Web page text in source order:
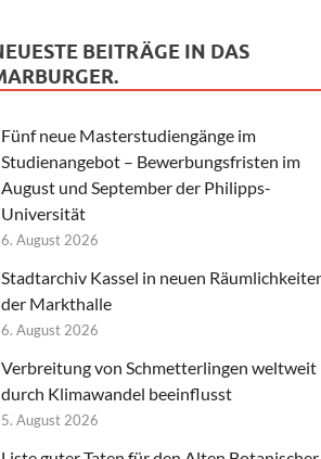
BEITRÄGE IN DAS
Fünf neue Masterstudiengänge im
Studienangebot – Bewerbungsfristen im
August und September der Philipps-
Universität
6. August 2026
Stadtarchiv Kassel in neuen
der Markthalle
6. August 2026
Verbreitung von Schmetterlingen weltweit
durch Klimawandel beeinflusst
5. August 2026